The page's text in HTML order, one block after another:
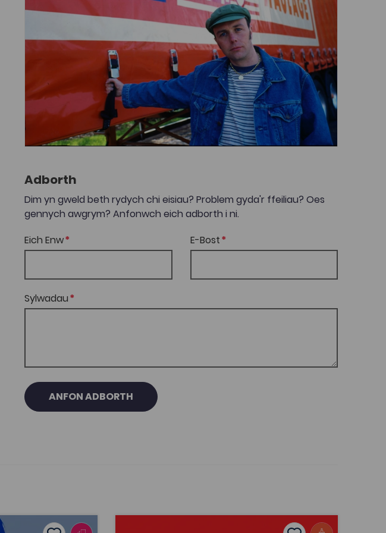
Adborth
Dim yn gweld beth rydych chi eisiau? Problem gyda'r ffeiliau? Oes
gennych awgrym? Anfonwch eich adborth i ni.
Eich Enw
E-Bost
Sylwadau
ANFON ADBORTH
fideo cerddorol gan Nico DafyddCynhadledd Cyfathrebu Chwaraeon Menywod – Gweithio